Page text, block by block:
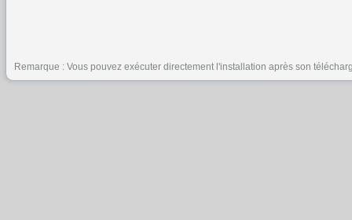
Remarque : Vous pouvez exécuter directement l'installation après son